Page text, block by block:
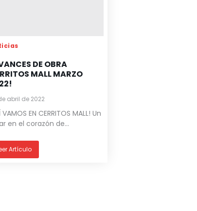
DE OBRA
MALL MARZO
abril de 2022
VAMOS EN CERRITOS MALL! Un
en el corazón de...
Artículo